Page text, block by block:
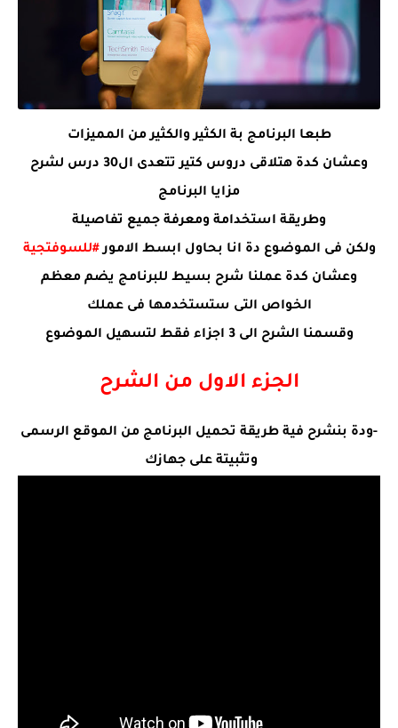
طبعا البرنامج بة الكثير والكثير من المميزات
وعشان كدة هتلاقى دروس كتير تتعدى ال30 درس لشرح
مزايا البرنامج
وطريقة استخدامة ومعرفة جميع تفاصيلة
ولكن فى الموضوع دة انا بحاول ابسط الامور#للسوفتجية
وعشان كدة عملنا شرح بسيط للبرنامج يضم معظم
الخواص التى ستستخدمها فى عملك
وقسمنا الشرح الى 3 اجزاء فقط لتسهيل الموضوع
الجزء الاول من الشرح
-ودة بنشرح فية طريقة تحميل البرنامج من الموقع الرسمى
وتثبيتة على جهازك